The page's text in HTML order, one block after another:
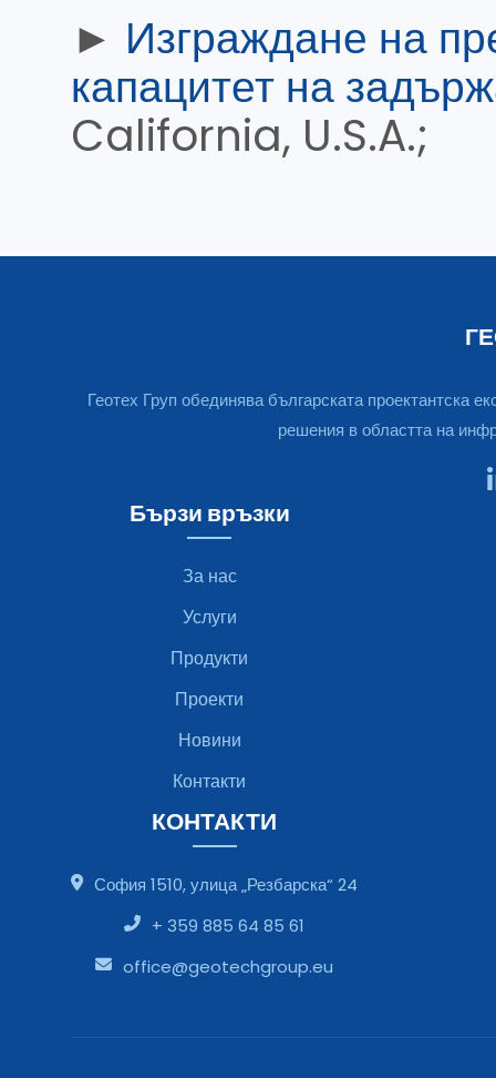
► Изграждане на
капацитет на
California, U.S.A.;
Геотех Груп обединява българската проектантска
решения в областта на
Бързи връзки
За нас
Услуги
Продукти
Проекти
Новини
Контакти
КОНТАКТИ
София 1510, улица „Резбарска“ 24
+ 359 885 64 85 61
office@geotechgroup.eu